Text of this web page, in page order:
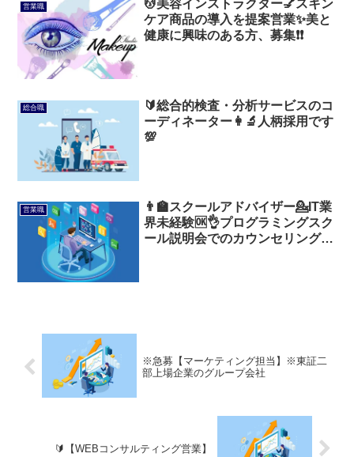
営業職
💆美容インストラクター💅スキン
ケア商品の導入を提案営業✨美と
健康に興味のある方、募集❗❗
総合職
🔰総合的検査・分析サービスのコ
ーディネーター👩‍🔬人柄採用です
💯
営業職
👨‍🏫スクールアドバイザー💁IT業
界未経験🆗👌プログラミングスク
ール説明会でのカウンセリングを
※急募【マーケティング担当】※東証二
部上場企業のグループ会社
🔰【WEBコンサルティング営業】